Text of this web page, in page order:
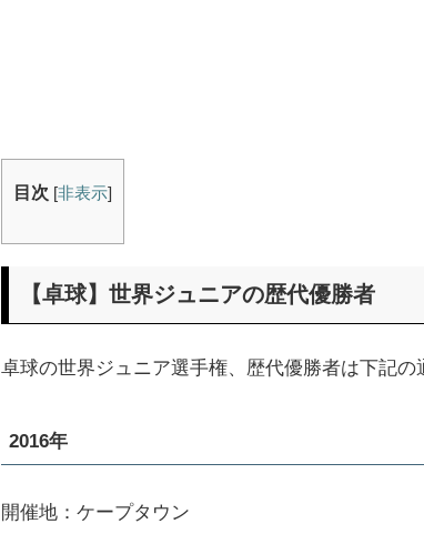
目次 [非表示]
【卓球】世界ジュニアの歴代優勝者
卓球の世界ジュニア選手権、歴代優勝者は下記の
2016年
開催地：ケープタウン